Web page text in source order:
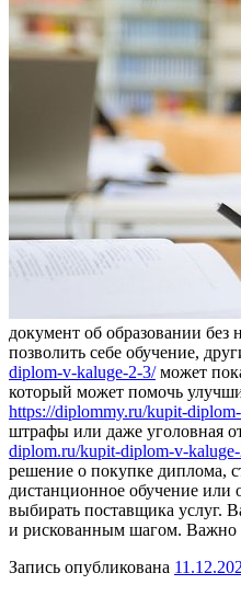
документ об образовании
позволить себе обучение,
diplom-v-kaluge-2-3/может
который может помочь
https://diplommy.ru/kupit-
штрафы или даже уголовная
diplom.ru/kupit-diplom-v-
решение о покупке диплома,
дистанционное обучение
выбирать поставщика услуг.
и рискованным шагом. Важно
Запись опубликована